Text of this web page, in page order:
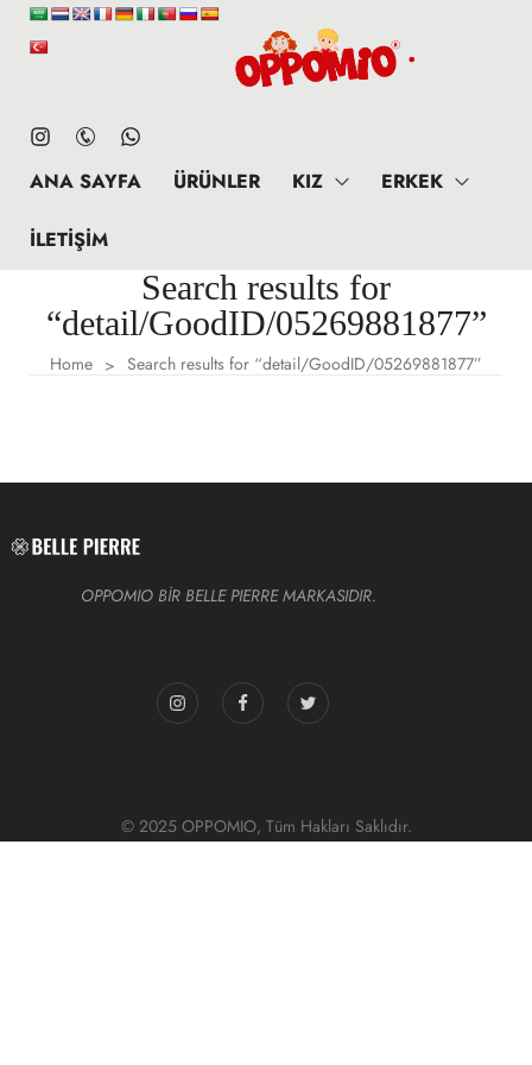
ANA SAYFA ÜRÜNLER KIZ ERKEK
İLETIŞIM
Search results for
“detail/GoodID/05269881877”
Home > Search results for “detail/GoodID/05269881877”
OPPOMIO BİR BELLE PIERRE MARKASIDIR.
© 2025 OPPOMIO, Tüm Hakları Saklıdır.